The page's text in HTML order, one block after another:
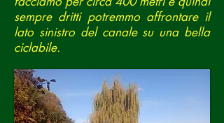
sempre dritti potremmo affrontare il
lato sinistro del canale su una bella
ciclabile.